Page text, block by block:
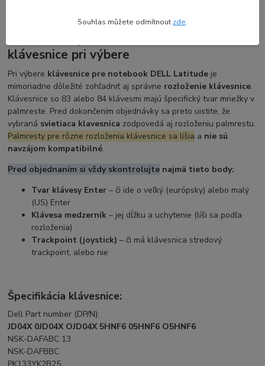
klávesnice pri výbere
Pri výbere klávesnice pre notebook DELL Latitude je
mimoriadne dôležité zohľadniť aj správne rozloženie klávesnice.
Klávesnice so 83 alebo 84 klávesmi majú špecifický tvar mriežky v
palmreste. Pred dokončením objednávky sa preto uistite, že
vybraná svietiaca klavesnica zodpovedá aj rozloženiu palmrestu.
Palmresty pre rôzne rozloženia klávesnice sa líšia a nie sú
navzájom kompatibilné.
Pred objednaním si vždy skontrolujte najmä tieto body:
Tvar klávesy Enter – či ide o veľký (európsky) alebo malý
(US) Enter
Klávesa medzerník – jej dĺžku a uchytenie (líši sa podľa
rozloženia)
Trackpoint (joystick) – či má klávesnica stredový
trackpoint, alebo nie
Špecifikácia klávesnice:
Dell Part number (DP/N):
JD04X 0JD04X OJD04X 5HNF6 05HNF6 O5HNF6
NSK-DAFABC 13
NSK-DAFBBC
Souhlas můžete odmítnout zde.